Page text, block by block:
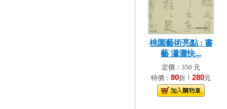
桃園藝術亮點 : 書
藝 瀟灑快...
定價：350 元
特價： 80折！ 280元